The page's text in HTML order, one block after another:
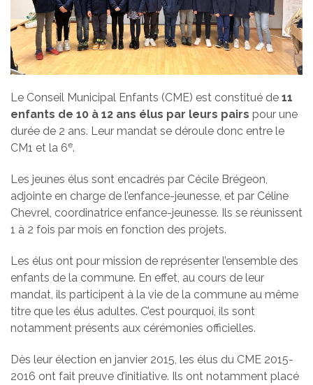
Le Conseil Municipal Enfants (CME) est constitué de 11
enfants de 10 à 12 ans élus par leurs pairs pour une
durée de 2 ans. Leur mandat se déroule donc entre le
CM1 et la 6e.
Les jeunes élus sont encadrés par Cécile Brégeon,
adjointe en charge de l’enfance-jeunesse, et par Céline
Chevrel, coordinatrice enfance-jeunesse. Ils se réunissent
1 à 2 fois par mois en fonction des projets.
Les élus ont pour mission de représenter l’ensemble des
enfants de la commune. En effet, au cours de leur
mandat, ils participent à la vie de la commune au même
titre que les élus adultes. C’est pourquoi, ils sont
notamment présents aux cérémonies officielles.
Dès leur élection en janvier 2015, les élus du CME 2015-
2016 ont fait preuve d’initiative. Ils ont notamment placé